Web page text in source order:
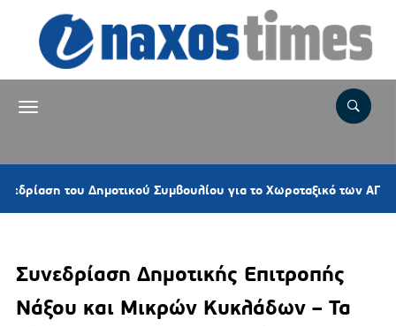
του Δημοτικού Συμβουλίου για το Χωροταξικό των ΑΠΕ ζητά ο
Συνεδρίαση Δημοτικής Επιτροπής
Νάξου και Μικρών Κυκλάδων – Τα